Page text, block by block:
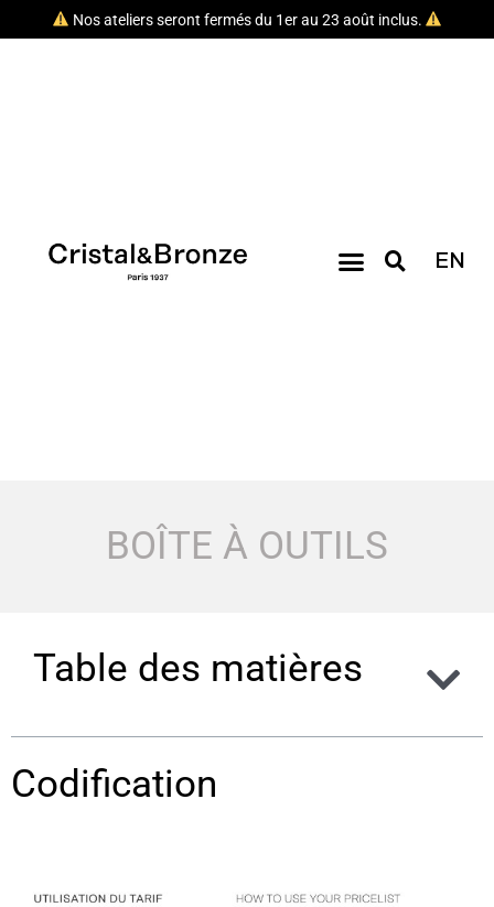
Nos ateliers seront fermés du 1er au 23 août inclus.
EN
BOÎTE À OUTILS
Table des matières
Codification